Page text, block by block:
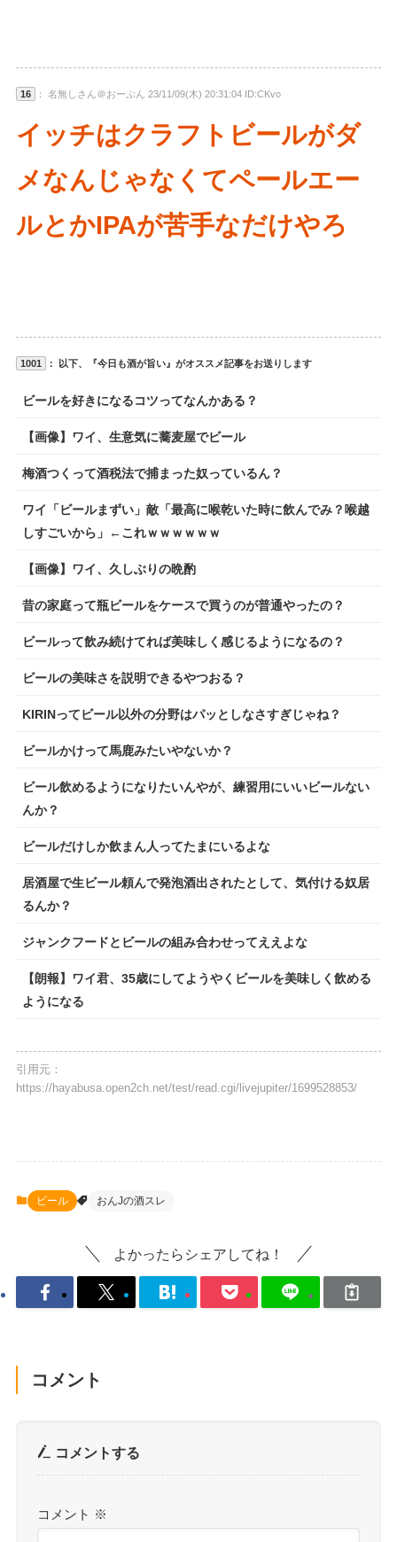
16 ： 名無しさん＠おーぷん 23/11/09(木) 20:31:04 ID:CKvo
イッチはクラフトビールがダ
メなんじゃなくてペールエー
ルとかIPAが苦手なだけやろ
1001 ： 以下、『今日も酒が旨い』がオススメ記事をお送りします
ビールを好きになるコツってなんかある？
【画像】ワイ、生意気に蕎麦屋でビール
梅酒つくって酒税法で捕まった奴っているん？
ワイ「ビールまずい」敵「最高に喉乾いた時に飲んでみ？喉越
しすごいから」←これｗｗｗｗｗｗ
【画像】ワイ、久しぶりの晩酌
昔の家庭って瓶ビールをケースで買うのが普通やったの？
ビールって飲み続けてれば美味しく感じるようになるの？
ビールの美味さを説明できるやつおる？
KIRINってビール以外の分野はパッとしなさすぎじゃね？
ビールかけって馬鹿みたいやないか？
ビール飲めるようになりたいんやが、練習用にいいビールない
んか？
ビールだけしか飲まん人ってたまにいるよな
居酒屋で生ビール頼んで発泡酒出されたとして、気付ける奴居
るんか？
ジャンクフードとビールの組み合わせってええよな
【朗報】ワイ君、35歳にしてようやくビールを美味しく飲める
ようになる
引用元：
https://hayabusa.open2ch.net/test/read.cgi/livejupiter/1699528853/
ビール おんJの酒スレ
よかったらシェアしてね！
コメント
コメントする
コメント ※